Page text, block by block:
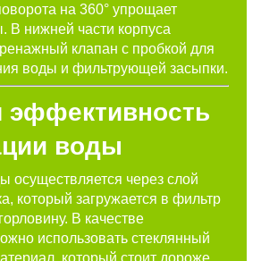
на 360° упрощает
В нижней части корпуса
клапан с пробкой для
воды и фильтрующей засыпки.
эффективность
воды
осуществляется через слой
который загружается в фильтр
В качестве
использовать стеклянный
который стоит дороже,